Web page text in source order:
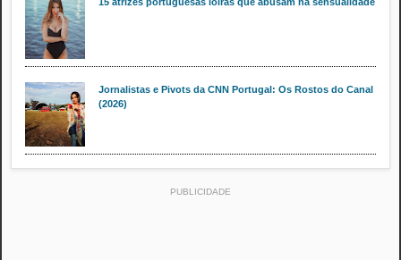
Jornalistas e Pivots da CNN Portugal: Os Rostos do Canal
(2026)
PUBLICIDADE